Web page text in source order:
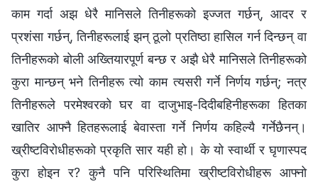
काम गर्दा अझ धेरै मानिसले तिनीहरूको इज्जत गर्छन्, आदर र
प्रशंसा गर्छन्, तिनीहरूलाई झन् ठूलो प्रतिष्ठा हासिल गर्न दिन्छन् वा
तिनीहरूको बोली अख्‍तियारपूर्ण बन्छ र अझै धेरै मानिसले तिनीहरूको
कुरा मान्छन् भने तिनीहरू त्यो काम त्यसरी गर्ने निर्णय गर्छन्; नत्र
तिनीहरूले परमेश्‍वरको घर वा दाजुभाइ-दिदीबहिनीहरूका हितका
खातिर आफ्‍नै हितहरूलाई बेवास्ता गर्ने निर्णय कहिल्यै गर्नेछैनन्।
ख्रीष्टविरोधीहरूको प्रकृति सार यही हो। के यो स्वार्थी र घृणास्पद
कुरा होइन र? कुनै पनि परिस्थितिमा ख्रीष्टविरोधीहरू आफ्‍नो